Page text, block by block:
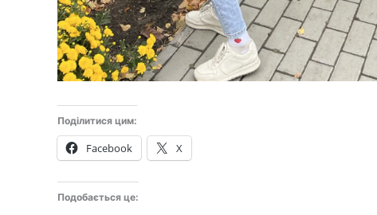
Поділитися цим:
Facebook X
Подобається це: